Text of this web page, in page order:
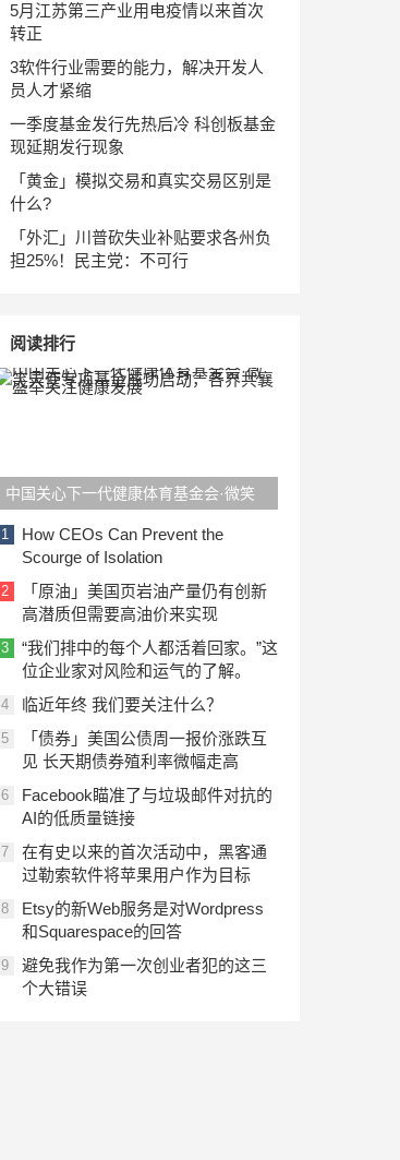
5月江苏第三产业用电疫情以来首次
转正
3软件行业需要的能力，解决开发人
员人才紧缩
一季度基金发行先热后冷 科创板基金
现延期发行现象
「黄金」模拟交易和真实交易区别是
什么?
「外汇」川普砍失业补贴要求各州负
担25%！民主党：不可行
阅读排行
中国关心下一代健康体育基金会·微笑
天使专项基金成功启动，各界共襄盛举
关注健康发展
1
How CEOs Can Prevent the
Scourge of Isolation
2
「原油」美国页岩油产量仍有创新
高潜质但需要高油价来实现
3
“我们排中的每个人都活着回家。”这
位企业家对风险和运气的了解。
4 临近年终 我们要关注什么？
5
「债券」美国公债周一报价涨跌互
见 长天期债券殖利率微幅走高
6
Facebook瞄准了与垃圾邮件对抗的
AI的低质量链接
7
在有史以来的首次活动中，黑客通
过勒索软件将苹果用户作为目标
8
Etsy的新Web服务是对Wordpress
和Squarespace的回答
9
避免我作为第一次创业者犯的这三
个大错误